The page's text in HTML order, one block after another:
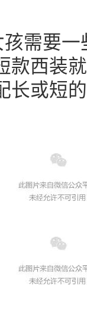
需要
款西装
长或短